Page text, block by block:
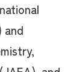
and